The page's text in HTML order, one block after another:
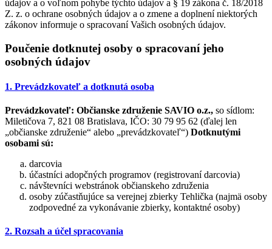
údajov a o voľnom pohybe týchto údajov a § 19 zákona č. 18/2018
Z. z. o ochrane osobných údajov a o zmene a doplnení niektorých
zákonov informuje o spracovaní Vašich osobných údajov.
Poučenie dotknutej osoby o spracovaní jeho
osobných údajov
1. Prevádzkovateľ a dotknutá osoba
Prevádzkovateľ: Občianske združenie SAVIO o.z., so sídlom:
Miletičova 7, 821 08 Bratislava, IČO: 30 79 95 62 (ďalej len
„občianske združenie“ alebo „prevádzkovateľ“) Dotknutými
osobami sú:
darcovia
účastníci adopčných programov (registrovaní darcovia)
návštevníci webstránok občianskeho združenia
osoby zúčastňujúce sa verejnej zbierky Tehlička (najmä osoby
zodpovedné za vykonávanie zbierky, kontaktné osoby)
2. Rozsah a účel spracovania